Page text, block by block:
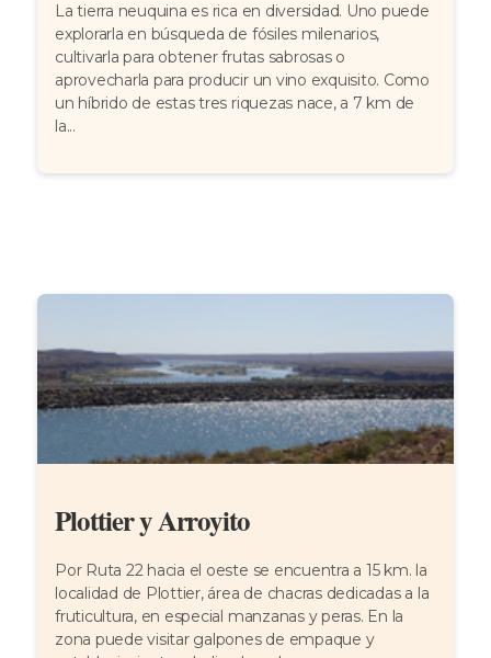
La tierra neuquina es rica en diversidad. Uno puede
explorarla en búsqueda de fósiles milenarios,
cultivarla para obtener frutas sabrosas o
aprovecharla para producir un vino exquisito. Como
un híbrido de estas tres riquezas nace, a 7 km de
la...
Plottier y Arroyito
Por Ruta 22 hacia el oeste se encuentra a 15 km. la
localidad de Plottier, área de chacras dedicadas a la
fruticultura, en especial manzanas y peras. En la
zona puede visitar galpones de empaque y